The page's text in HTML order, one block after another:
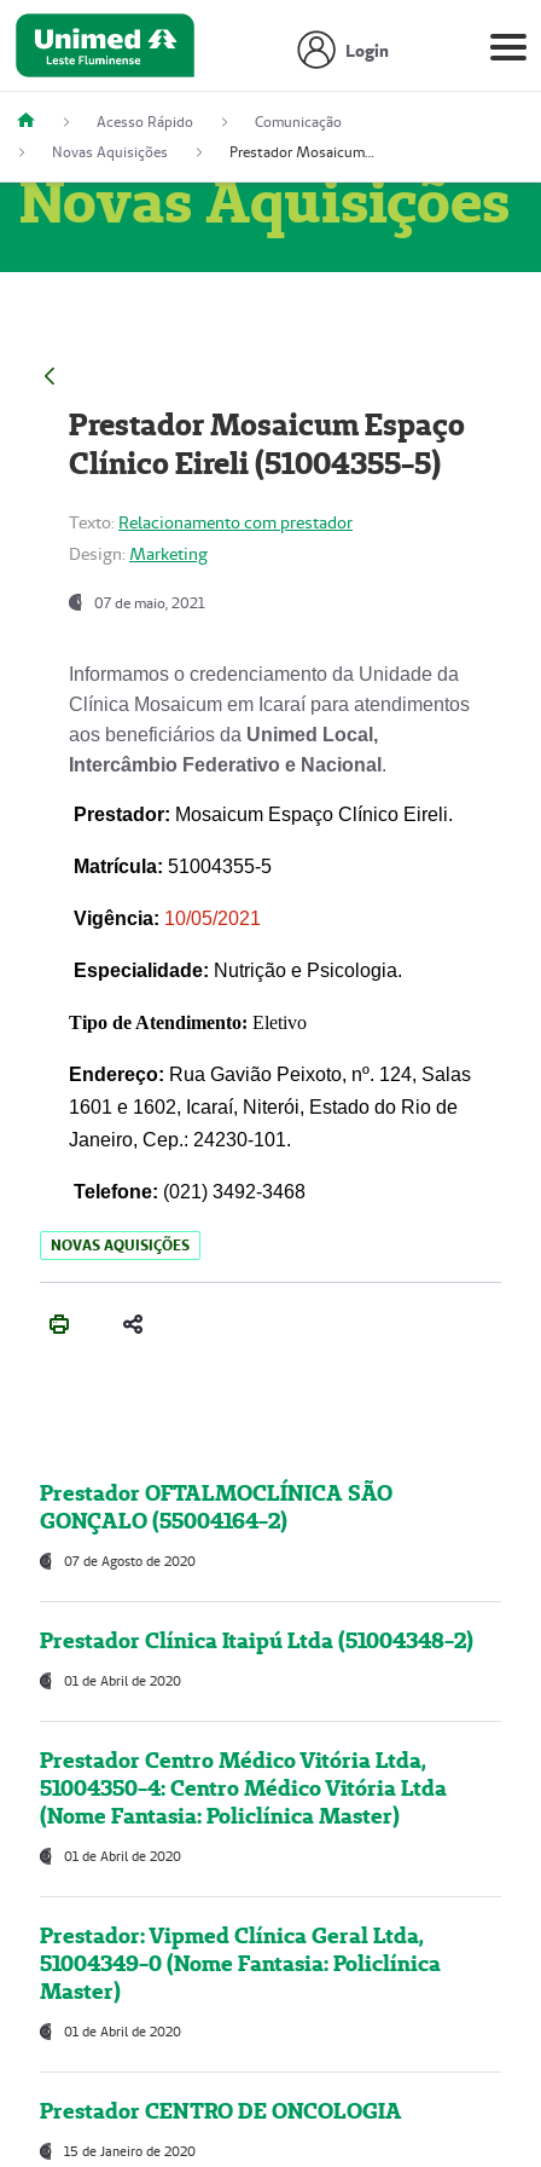
Login
Acesso Rápido
Comunicação
Novas Aquisições
Prestador Mosaicum Espaço Clínico Eireli (51004355-5)
Novas Aquisições
Prestador Mosaicum Espaço
Clínico Eireli (51004355-5)
Texto: Relacionamento com prestador
Design: Marketing
07 de maio, 2021
Informamos o credenciamento da Unidade da
Clínica Mosaicum em Icaraí para atendimentos
aos beneficiários da Unimed Local,
Intercâmbio Federativo e Nacional .
Prestador: Mosaicum Espaço Clínico Eireli.
Matrícula: 51004355-5
Vigência: 10/05/2021
Especialidade: Nutrição e Psicologia.
Tipo de Atendimento: Eletivo
Endereço: Rua Gavião Peixoto, nº. 124, Salas
1601 e 1602, Icaraí, Niterói, Estado do Rio de
Janeiro, Cep.: 24230-101.
Telefone: (021) 3492-3468
NOVAS AQUISIÇÕES
Prestador OFTALMOCLÍNICA SÃO
GONÇALO (55004164-2)
07 de Agosto de 2020
Prestador Clínica Itaipú Ltda (51004348-2)
01 de Abril de 2020
Prestador Centro Médico Vitória Ltda,
51004350-4: Centro Médico Vitória Ltda
(Nome Fantasia: Policlínica Master)
01 de Abril de 2020
Prestador: Vipmed Clínica Geral Ltda,
51004349-0 (Nome Fantasia: Policlínica
Master)
01 de Abril de 2020
Prestador CENTRO DE ONCOLOGIA
15 de Janeiro de 2020